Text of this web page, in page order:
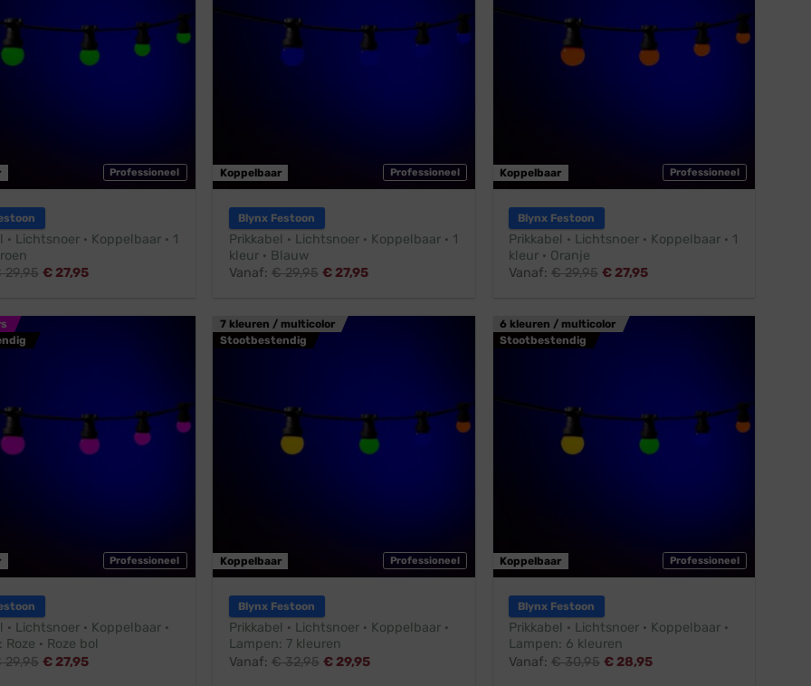
Professioneel
· Lichtsnoer · Koppelbaar · 1
29,95 €27,95
Professioneel
Koppelbaar
Blynx Festoon
Prikkabel · Lichtsnoer · Koppelbaar · 1
kleur · Blauw
Vanaf: €29,95 € 27,95
Professioneel
Koppelbaar
Blynx Festoon
Prikkabel · Lichtsnoer · Koppelbaar · 1
kleur · Oranje
Vanaf: €29,95 € 27,95
Professioneel
· Lichtsnoer · Koppelbaar ·
· Roze bol
29,95 €27,95
7 kleuren / multicolor
Stootbestendig
Professioneel
Koppelbaar
Blynx Festoon
Prikkabel · Lichtsnoer · Koppelbaar ·
Lampen: 7 kleuren
Vanaf: €32,95 € 29,95
6 kleuren / multicolor
Stootbestendig
Professioneel
Koppelbaar
Blynx Festoon
Prikkabel · Lichtsnoer · Koppelbaar ·
Lampen: 6 kleuren
Vanaf: €30,95 € 28,95